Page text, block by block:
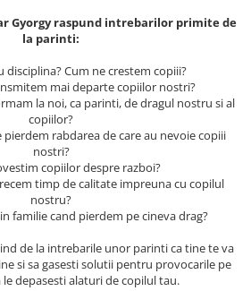
Gyorgy raspund intrebarilor primite de
la parinti:
Cum ne crestem copiii?
mai departe copiilor nostri?
la noi, ca parinti, de dragul nostru si al
copiilor?
rabdarea de care au nevoie copiii
nostri?
copiilor despre razboi?
timp de calitate impreuna cu copilul
nostru?
familie cand pierdem pe cineva drag?
de la intrebarile unor parinti ca tine te va
si sa gasesti solutii pentru provocarile pe
le depasesti alaturi de copilul tau.